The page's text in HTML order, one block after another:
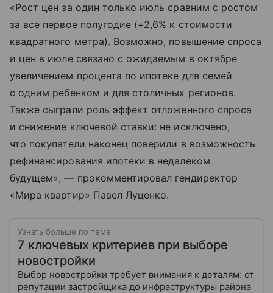
«Рост цен за один только июль сравним с ростом
за все первое полугодие (+2,6% к стоимости
квадратного метра). Возможно, повышение спроса
и цен в июле связано с ожидаемым в октябре
увеличением процента по ипотеке для семей
с одним ребенком и для столичных регионов.
Также сыграли роль эффект отложенного спроса
и снижение ключевой ставки: не исключено,
что покупатели наконец поверили в возможность
рефинансирования ипотеки в недалеком
будущем», — прокомментировал гендиректор
«Мира квартир» Павел Луценко.
Узнать больше по теме
7 ключевых критериев при выборе
новостройки
Выбор новостройки требует внимания к деталям: от
репутации застройщика до инфраструктуры района